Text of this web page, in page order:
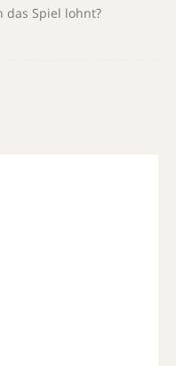
das Spiel lohnt?